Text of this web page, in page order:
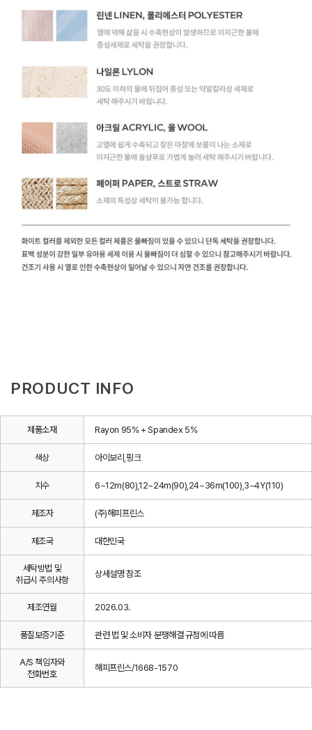
PRODUCT INFO
제품소재 Rayon 95% + Spandex 5%
색상 아이보리,핑크
치수 6~12m(80),12~24m(90),24~36m(100),3~4Y(110)
제조자 (주)해피프린스
제조국 대한민국
세탁방법 및
취급시 주의사항
상세설명 참조
제조연월 2026.03.
품질보증기준 관련 법 및 소비자 분쟁해결 규정에 따름
A/S 책임자와
전화번호
해피프린스/1668-1570